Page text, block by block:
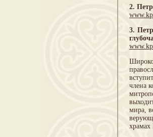
2.
3.
члена
мира,
храмах